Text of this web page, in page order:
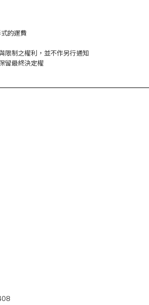
的運費
限制之權利，並不作另行通知
留最終決定權